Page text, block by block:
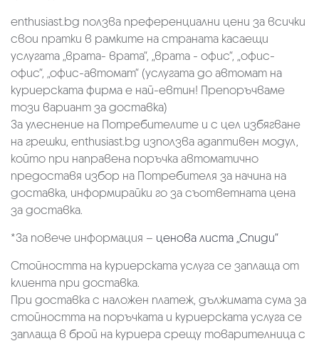
enthusiast.bg ползва преференциални цени за всички
свои пратки в рамките на страната касаещи
услугата „врата- врата“, „врата - офис“, „oфис-
офис“, „офис-автомат“ (услугата до автомат на
куриерската фирма е най-евтин! Препоръчваме
този вариант за доставка)
За улеснение на Потребителите и с цел избягване
на грешки, enthusiast.bg използва адаптивен модул,
който при направена поръчка автоматично
предоставя избор на Потребителя за начина на
доставка, информирайки го за съответната цена
за доставка.
*За повече информация – ценова листа „Спиди“
Стойността на куриерската услуга се заплаща от
клиента при доставка.
При доставка с наложен платеж, дължимата сума за
стойността на поръчката и куриерската услуга се
заплаща в брой на куриера срещу товарителница с